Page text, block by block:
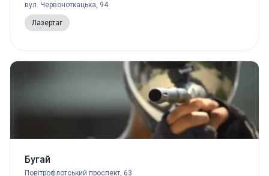
вул. Червоноткацька, 94
Лазертаг
Бугай
Повітрофлотський проспект, 63